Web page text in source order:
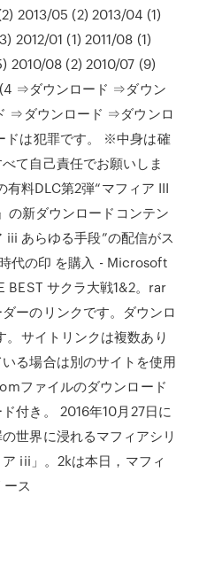
2013/05 (2) 2013/04 (1)
2012/01 (1) 2011/08 (1)
2010/08 (2) 2010/07 (9)
⇒ダウンロード ⇒ダウン
⇒ダウンロード ⇒ダウンロ
ドは犯罪です。 ※中身は確
て自己責任でお願いしま
有料DLC第2弾“マフィア III
新ダウンロードコンテン
あらゆる手段”の配信がス
代の印 を購入 - Microsoft
BEST サクラ大戦1&2。rar
ーのリンクです。ダウンロ
サイトリンクは複数あり
る場合は別のサイトを使用
ファイルのダウンロード
付き。 2016年10月27日に
世界に浸れるマフィアシリ
iii」。2kは本日，マフィ
ス